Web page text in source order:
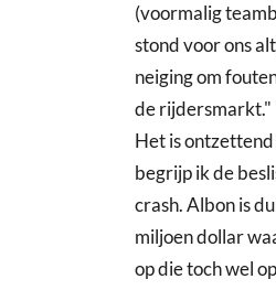
(voormalig
stond voor ons
neiging om
de rijdersmarkt."
Het is
begrijp ik de
crash. Albon is
miljoen dollar
op die toch wel